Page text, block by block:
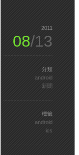
2011
08/13
分類
android
新聞
標籤
android
ics